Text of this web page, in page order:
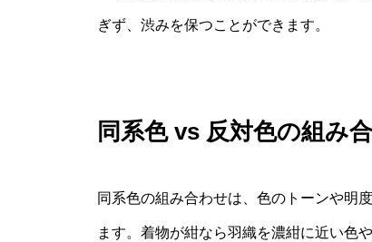
ぎず、渋みを保つことができます。
同系色 vs 反対色の組み
同系色の組み合わせは、色のトーンや明
ます。着物が紺なら羽織を濃紺に近い色